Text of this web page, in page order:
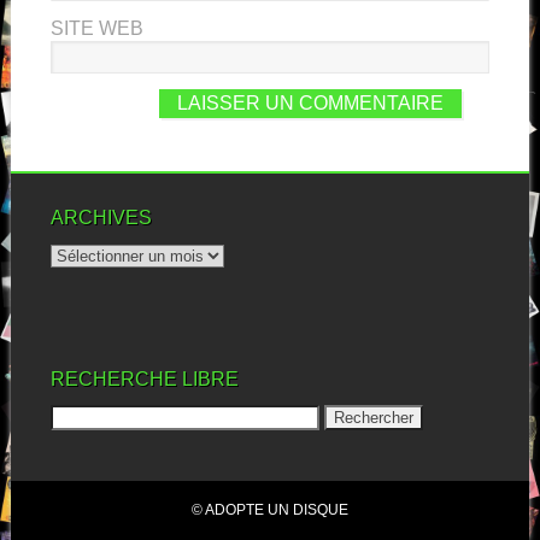
SITE WEB
ARCHIVES
RECHERCHE LIBRE
© ADOPTE UN DISQUE